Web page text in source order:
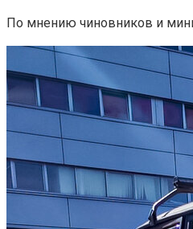
По мнению чиновников и